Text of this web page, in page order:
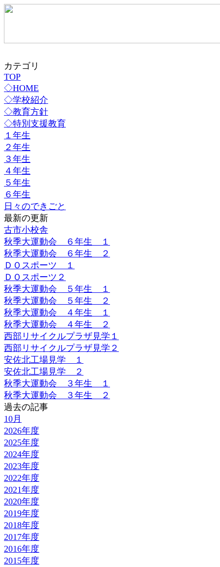
カテゴリ
TOP
◇HOME
◇学校紹介
◇教育方針
◇特別支援教育
１年生
２年生
３年生
４年生
５年生
６年生
日々のできごと
最新の更新
古市小校舎
秋季大運動会 ６年生 １
秋季大運動会 ６年生 ２
ＤＯスポーツ １
ＤＯスポーツ２
秋季大運動会 ５年生 １
秋季大運動会 ５年生 ２
秋季大運動会 ４年生 １
秋季大運動会 ４年生 ２
西部リサイクルプラザ見学１
西部リサイクルプラザ見学２
安佐北工場見学 １
安佐北工場見学 ２
秋季大運動会 ３年生 １
秋季大運動会 ３年生 ２
過去の記事
10月
2026年度
2025年度
2024年度
2023年度
2022年度
2021年度
2020年度
2019年度
2018年度
2017年度
2016年度
2015年度